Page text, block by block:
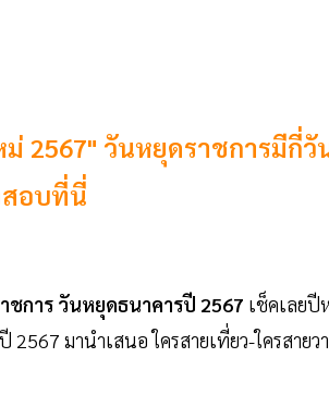
2567" วันหยุดราชการมีกี่
สอบที่นี่
การ วันหยุดธนาคารปี 2567 เช็คเลยปี
2567 มานำเสนอ ใครสายเที่ยว-ใครสายว